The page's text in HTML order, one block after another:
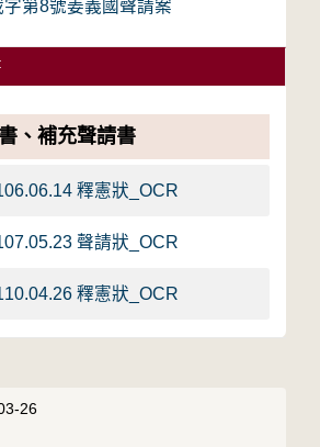
第8號姜義國聲請案
、補充聲請書
釋憲狀_OCR
聲請狀_OCR
釋憲狀_OCR
26